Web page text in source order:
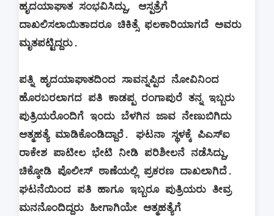
ಹೃದಯಾಘಾತ ಸಂಭವಿಸಿದ್ದು, ಆಸ್ಪತ್ರೆಗೆ
ದಾಖಲಿಸಲಾಯಿತಾದರೂ ಚಿಕಿತ್ಸೆ ಫಲಕಾರಿಯಾಗದೆ ಅವರು
ಮೃತಪಟ್ಟಿದ್ದರು.
ಪತ್ನಿ ಹೃದಯಾಘಾತದಿಂದ ಸಾವನ್ನಪ್ಪಿದ ನೋವಿನಿಂದ
ಹೊರಬರಲಾಗದ ಪತಿ ಕಾಡಪ್ಪ ರಂಗಾಪುರೆ ತನ್ನ ಇಬ್ಬರು
ಪುತ್ರಿಯರೊಂದಿಗೆ ಇಂದು ಬೆಳಗಿನ ಜಾವ ನೇಣುಬಿಗಿದು
ಆತ್ಮಹತ್ಯೆ ಮಾಡಿಕೊಂಡಿದ್ದಾರೆ. ಘಟನಾ ಸ್ಥಳಕ್ಕೆ ಪಿಎಸ್‌ಐ
ರಾಕೇಶ ಪಾಟೀಲ ಭೇಟಿ ನೀಡಿ ಪರಿಶೀಲನೆ ನಡೆಸಿದ್ದು,
ಚಿಕ್ಕೋಡಿ ಪೊಲೀಸ್ ಠಾಣೆಯಲ್ಲಿ ಪ್ರಕರಣ ದಾಖಲಾಗಿದೆ.
ಘಟನೆಯಿಂದ ಪತಿ ಹಾಗೂ ಇಬ್ಬರೂ ಪುತ್ರಿಯರು ತೀವ್ರ
ಮನನೊಂದಿದ್ದರು ಹೀಗಾಗಿಯೇ ಆತ್ಮಹತ್ಯೆಗೆ